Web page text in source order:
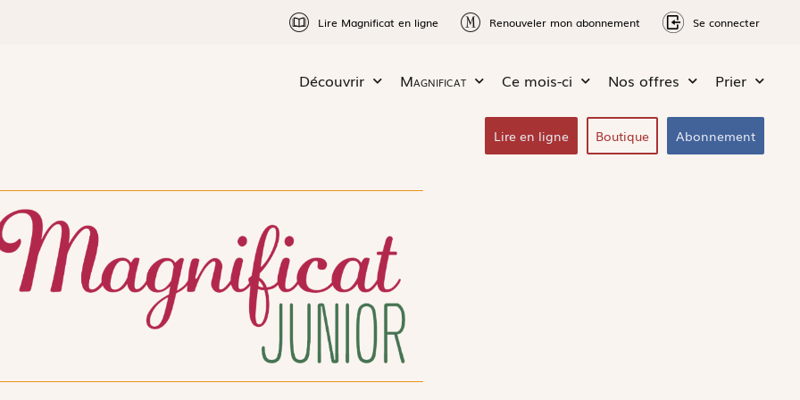
Lire Magnificat en ligne Renouveler mon abonnement Se connecter
Découvrir Magnificat Ce mois-ci Nos offres Prier
Lire en ligne Boutique Abonnement